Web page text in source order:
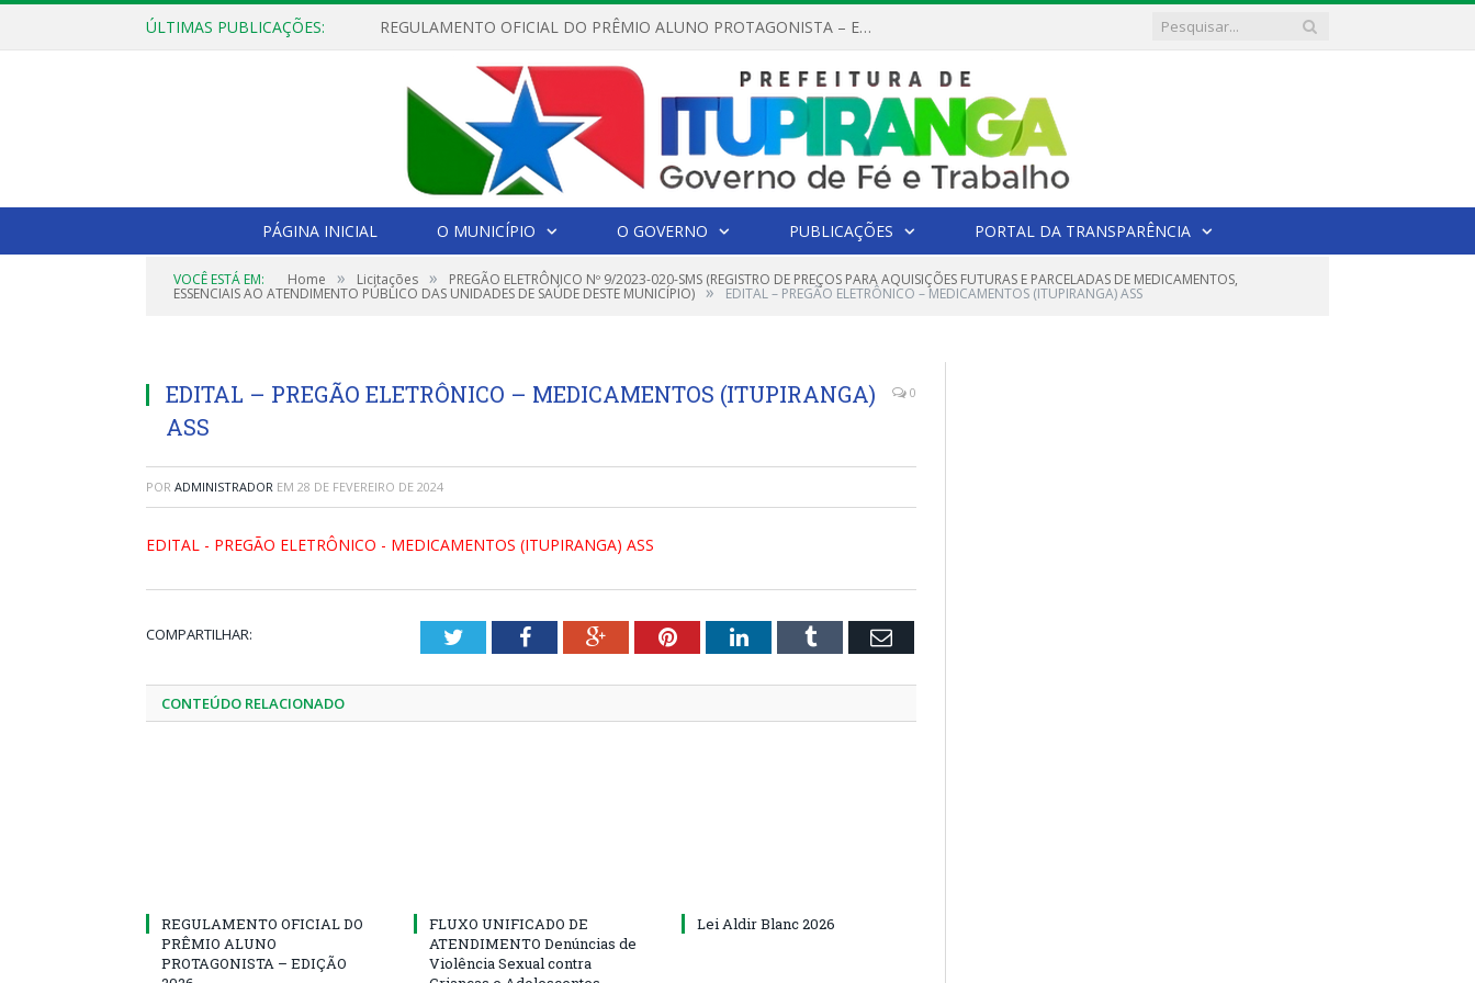
ÚLTIMAS PUBLICAÇÕES: REGULAMENTO OFICIAL DO PRÊMIO ALUNO PROTAGONISTA – EDIÇÃO 2026
PÁGINA INICIAL O MUNICÍPIO O GOVERNO PUBLICAÇÕES PORTAL DA TRANSPARÊNCIA
VOCÊ ESTÁ EM: Home » Licitações » PREGÃO ELETRÔNICO Nº 9/2023-020-SMS (REGISTRO DE PREÇOS PARA AQUISIÇÕES FUTURAS E PARCELADAS DE MEDICAMENTOS,
ESSENCIAIS AO ATENDIMENTO PÚBLICO DAS UNIDADES DE SAÚDE DESTE MUNICÍPIO) » EDITAL – PREGÃO ELETRÔNICO – MEDICAMENTOS (ITUPIRANGA) ASS
EDITAL – PREGÃO ELETRÔNICO – MEDICAMENTOS (ITUPIRANGA)
ASS
0
POR ADMINISTRADOR EM 28 DE FEVEREIRO DE 2024
EDITAL - PREGÃO ELETRÔNICO - MEDICAMENTOS (ITUPIRANGA) ASS
COMPARTILHAR: TwitterFacebookGoogle+PinterestLinkedInTumblr Email
CONTEÚDO RELACIONADO
REGULAMENTO OFICIAL DO
PRÊMIO ALUNO
PROTAGONISTA – EDIÇÃO
FLUXO UNIFICADO DE
ATENDIMENTO Denúncias de
Violência Sexual contra
Lei Aldir Blanc 2026